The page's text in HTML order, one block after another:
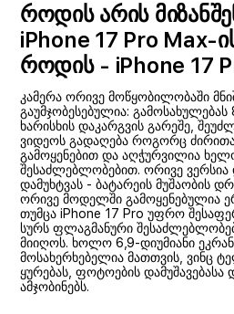
როდის არის
iPhone 17 Pro Max-
როდის - iPhone 17
კამერა ორივე მოწყობილობაში
გაუმჯობესებულია:
ხარისხის დაკარგვის გარეშე,
ვიდეოს გადაღება როგორც
გამოყენებით და აღჭურვილია
შესაძლებლობებით. ორივე ვერსია
დამუხტვას - ბატარეის მუშაობის
ორივე მოდელში გამოყენებულია
თუმცა iPhone 17 Pro უფრო
სურს ფლაგმანური
მიიღოს. ხოლო 6,9-დიუმიანი
მოსახერხებელია მათთვის, ვინც
ყურებას, ფოტოების დამუშავებასა
ამჯობინებს.